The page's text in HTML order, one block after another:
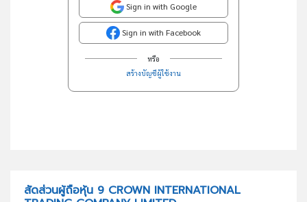
Sign in with Google
Sign in with Facebook
หรือ
สร้างบัญชีผู้ใช้งาน
สัดส่วนผู้ถือหุ้น 9 CROWN INTERNATIONAL